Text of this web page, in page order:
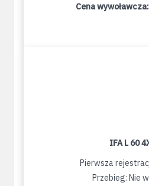
Cena wywoławcza:
IFA L 60
Pierwsza
Przebieg: Nie